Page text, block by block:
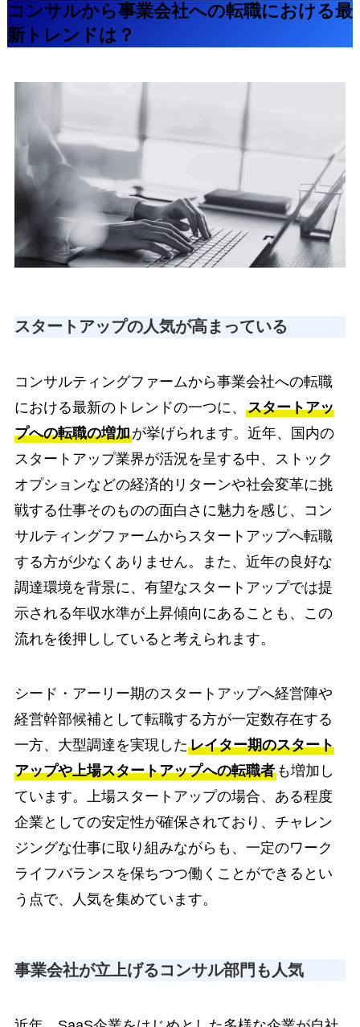
コンサルから事業会社への転職における最
新トレンドは？
スタートアップの人気が高まっている
コンサルティングファームから事業会社への転職
における最新のトレンドの一つに、 スタートアッ
プへの転職の増加が挙げられます。近年、国内の
スタートアップ業界が活況を呈する中、ストック
オプションなどの経済的リターンや社会変革に挑
戦する仕事そのものの面白さに魅力を感じ、コン
サルティングファームからスタートアップへ転職
する方が少なくありません。また、近年の良好な
調達環境を背景に、有望なスタートアップでは提
示される年収水準が上昇傾向にあることも、この
流れを後押ししていると考えられます。
シード・アーリー期のスタートアップへ経営陣や
経営幹部候補として転職する方が一定数存在する
一方、大型調達を実現したレイター期のスタート
アップや上場スタートアップへの転職者も増加し
ています。上場スタートアップの場合、ある程度
企業としての安定性が確保されており、チャレン
ジングな仕事に取り組みながらも、一定のワーク
ライフバランスを保ちつつ働くことができるとい
う点で、人気を集めています。
事業会社が立上げるコンサル部門も人気